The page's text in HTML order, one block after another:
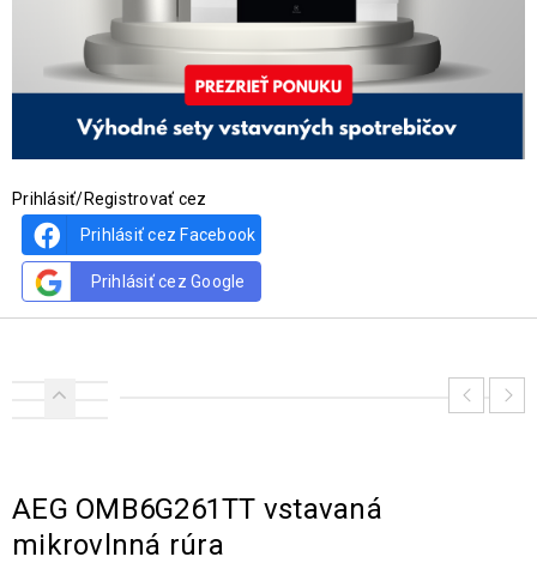
Prihlásiť/Registrovať cez
Prihlásiť cez Facebook
Prihlásiť cez Google
AEG OMB6G261TT vstavaná
mikrovlnná rúra